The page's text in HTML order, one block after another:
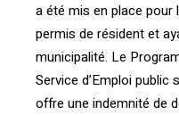
a été mis en place
permis de résident et
municipalité. Le
Service d’Emploi public
offre une indemnité de